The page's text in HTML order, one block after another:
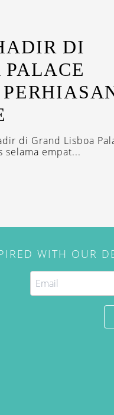
DI
di Grand Lisboa
selama empat...
WITH OUR